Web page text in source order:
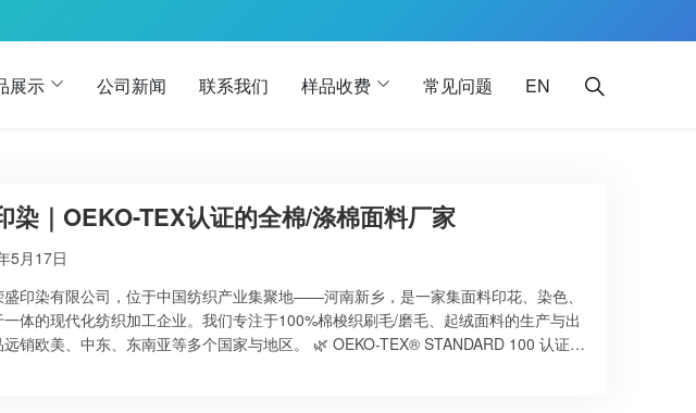
展示 公司新闻 联系我们 样品收费 常见问题 EN
染｜OEKO-TEX认证的全棉/涤棉面料厂家
5月17日
盛印染有限公司，位于中国纺织产业集聚地——河南新乡，是一家集面料印花、染色、
一体的现代化纺织加工企业。我们专注于100%棉梭织刷毛/磨毛、起绒面料的生产与出
远销欧美、中东、东南亚等多个国家与地区。 🌿 OEKO-TEX® STANDARD 100 认证工